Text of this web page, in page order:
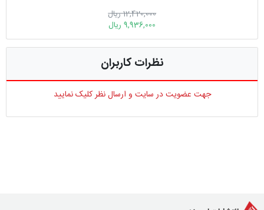
12,420,000 ریال
9,936,000 ریال
نظرات کاربران
جهت عضویت در سایت و ارسال نظر کلیک نمایید